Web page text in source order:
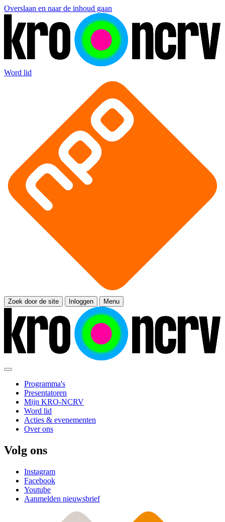
Overslaan en naar de inhoud gaan
Word lid
Zoek door de site Inloggen Menu
Programma's
Presentatoren
Mijn KRO-NCRV
Word lid
Acties & evenementen
Over ons
Volg ons
Instagram
Facebook
Youtube
Aanmelden nieuwsbrief